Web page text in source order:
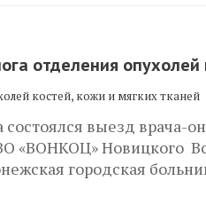
отделения
костей, кожи и мягких тканей
состоялся выезд врача-
«ВОНКОЦ» Новицкого
городская